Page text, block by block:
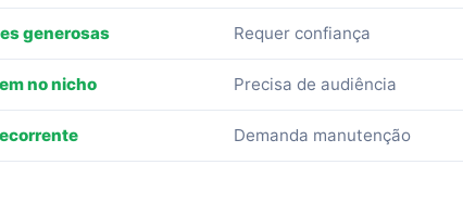
generosas Requer confiança
no nicho Precisa de audiência
Demanda manutenção